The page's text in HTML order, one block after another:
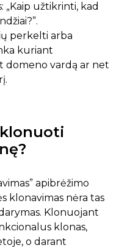
„Kaip užtikrinti, kad
perkelti arba
kuriant
domeno vardą ar net
apibrėžimo
klonavimas nėra tas
Klonuojant
klonas,
o darant